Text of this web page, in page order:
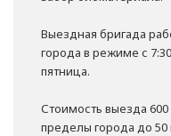
Выездная бригада
города в режиме с
пятница.
Стоимость выезда
пределы города до 50